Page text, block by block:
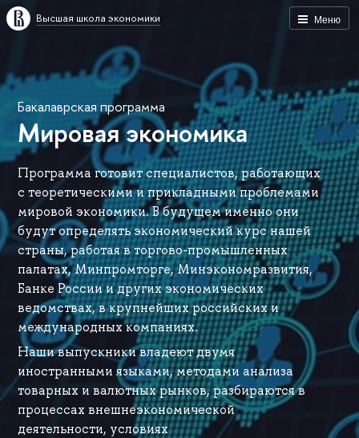
Меню
Высшая школа экономики
Бакалаврская программа
Мировая экономика
Программа готовит специалистов, работающих
с теоретическими и прикладными проблемами
мировой экономики. В будущем именно они
будут определять экономический курс нашей
страны, работая в торгово-промышленных
палатах, Минпромторге, Минэкономразвития,
Банке России и других экономических
ведомствах, в крупнейших российских и
международных компаниях.
Наши выпускники владеют двумя
иностранными языками, методами анализа
товарных и валютных рынков, разбираются в
процессах внешнеэкономической
деятельности, условиях